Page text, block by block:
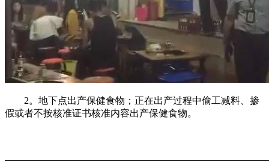
2。地下点出产保健食物；正在出产过程中偷工减料、掺
假或者不按核准证书核准内容出产保健食物。